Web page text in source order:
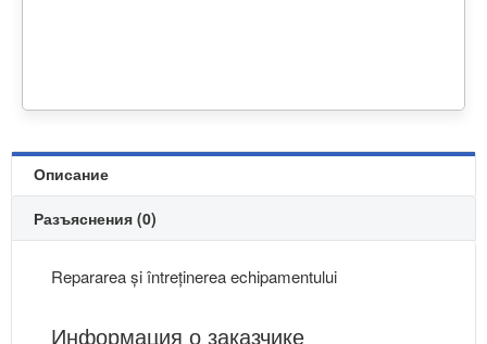
Описание
Разъяснения (0)
Repararea și întreținerea echipamentului
Информация о заказчике